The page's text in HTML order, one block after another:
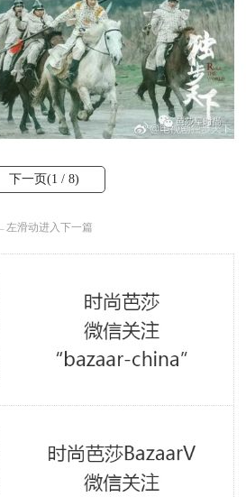
下一页(1 / 8)
左滑动进入下一篇